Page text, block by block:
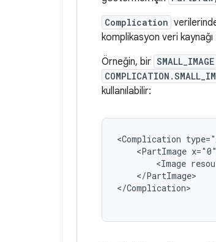
Complication
komplikasyon veri
Örneğin, bir SMALL_IMAGE
kullanılabilir:
<Complication
<PartImage x="0"
<Image
</PartImage>
</Complication>